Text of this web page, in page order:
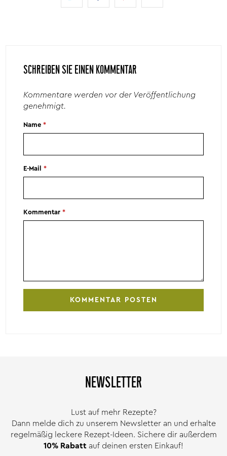
SCHREIBEN SIE EINEN KOMMENTAR
Kommentare werden vor der Veröffentlichung
genehmigt.
Name*
E-Mail*
Kommentar*
NEWSLETTER
Lust auf mehr Rezepte?
Dann melde dich zu unserem Newsletter an und erhalte
regelmäßig leckere Rezept-Ideen. Sichere dir außerdem
10% Rabatt auf deinen ersten Einkauf!